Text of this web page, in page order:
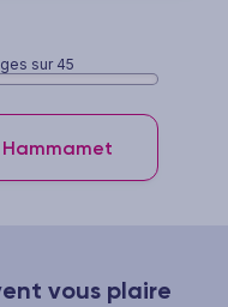
sur 45
vous plaire